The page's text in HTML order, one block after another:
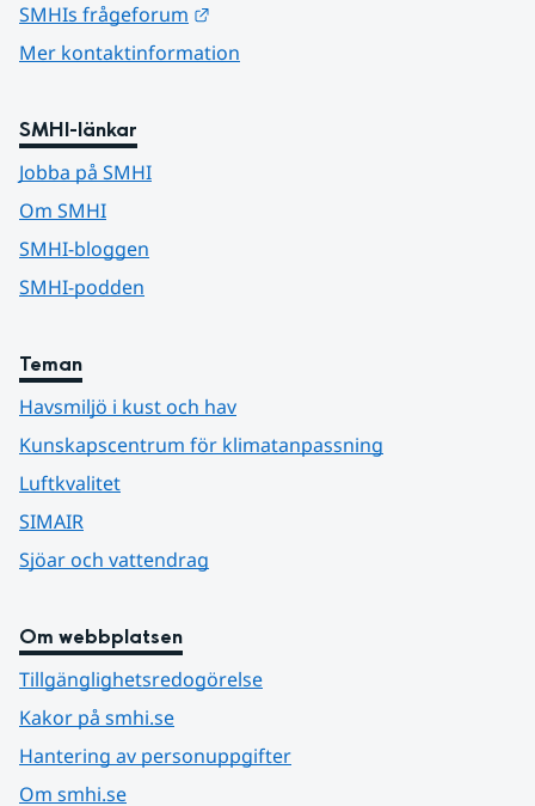
SMHIs frågeforum
Mer kontaktinformation
SMHI-länkar
Jobba på SMHI
Om SMHI
SMHI-bloggen
SMHI-podden
Teman
Havsmiljö i kust och hav
Kunskapscentrum för klimatanpassning
Luftkvalitet
SIMAIR
Sjöar och vattendrag
Om webbplatsen
Tillgänglighetsredogörelse
Kakor på smhi.se
Hantering av personuppgifter
Om smhi.se